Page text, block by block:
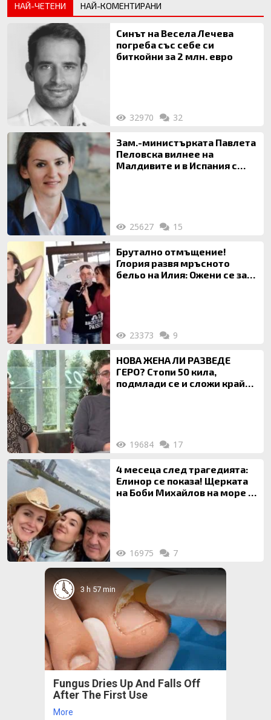
НАЙ-ЧЕТЕНИ НАЙ-КОМЕНТИРАНИ
Синът на Весела Лечева
погреба със себе си
биткойни за 2 млн. евро
32970 32
Зам.-министърката Павлета
Пеловска вилнее на
Малдивите и в Испания с
25627 15
Брутално отмъщение!
Глория развя мръсното
бельо на Илия: Ожени се за
23373 9
НОВА ЖЕНА ЛИ РАЗВЕДЕ
ГЕРО? Стопи 50 кила,
подмлади се и сложи край
19684 17
4 месеца след трагедията:
Елинор се показа! Щерката
на Боби Михайлов на море с
16975 7
3 h 57 min
Fungus Dries Up And Falls Off
After The First Use
More